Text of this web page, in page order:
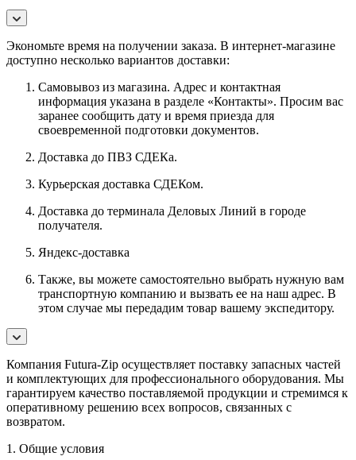
Экономьте время на получении заказа. В интернет-магазине
доступно несколько вариантов доставки:
Самовывоз из магазина. Адрес и контактная
информация указана в разделе «Контакты». Просим вас
заранее сообщить дату и время приезда для
своевременной подготовки документов.
Доставка до ПВЗ СДЕКа.
Курьерская доставка СДЕКом.
Доставка до терминала Деловых Линий в городе
получателя.
Яндекс-доставка
Также, вы можете самостоятельно выбрать нужную вам
транспортную компанию и вызвать ее на наш адрес. В
этом случае мы передадим товар вашему экспедитору.
Компания Futura-Zip осуществляет поставку запасных частей
и комплектующих для профессионального оборудования. Мы
гарантируем качество поставляемой продукции и стремимся к
оперативному решению всех вопросов, связанных с
возвратом.
1. Общие условия